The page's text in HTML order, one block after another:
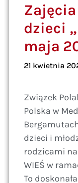
dzieci
maja
21 kwietnia
Związek
Polska w
dzieci i
rodzicami
WIEŚ w
To